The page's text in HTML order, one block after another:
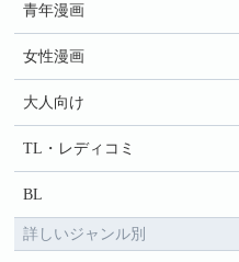
青年漫画
女性漫画
大人向け
TL・レディコミ
BL
詳しいジャンル別